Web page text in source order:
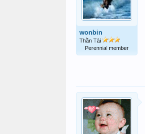
wonbin
Thần Tài
Perennial member